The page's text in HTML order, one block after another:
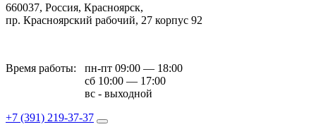
660037, Россия, Красноярск,
пр. Красноярский рабочий, 27 корпус 92
Время работы:
пн-пт 09:00 — 18:00
сб 10:00 — 17:00
вс - выходной
+7 (391) 219-37-37